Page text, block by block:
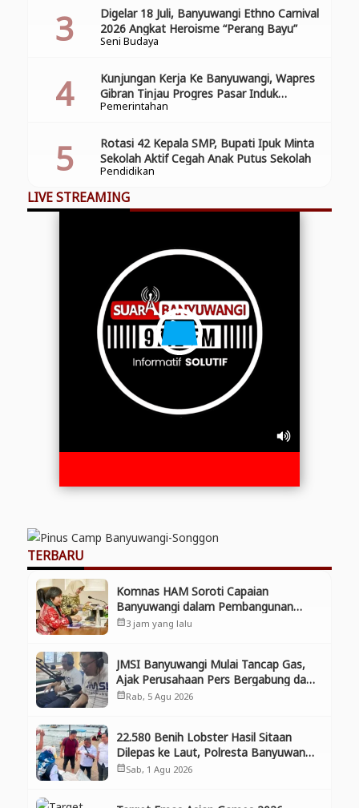
Seni Budaya
Digelar 18 Juli, Banyuwangi Ethno Carnival
2026 Angkat Heroisme “Perang Bayu”
Pemerintahan
Kunjungan Kerja Ke Banyuwangi, Wapres
Gibran Tinjau Progres Pasar Induk
Banyuwang
Pendidikan
Rotasi 42 Kepala SMP, Bupati Ipuk Minta
Sekolah Aktif Cegah Anak Putus Sekolah
LIVE STREAMING
TERBARU
Komnas HAM Soroti Capaian
Banyuwangi dalam Pembangunan
Inklusif, Diusulkan Ikut Penilaian HAM
calendar_month3 jam yang lalu
JMSI Banyuwangi Mulai Tancap Gas,
Ajak Perusahaan Pers Bergabung dan
Perkuat Kolaborasi
calendar_monthRab, 5 Agu 2026
22.580 Benih Lobster Hasil Sitaan
Dilepas ke Laut, Polresta Banyuwangi
Selamatkan Aset Negara dan
calendar_monthSab, 1 Agu 2026